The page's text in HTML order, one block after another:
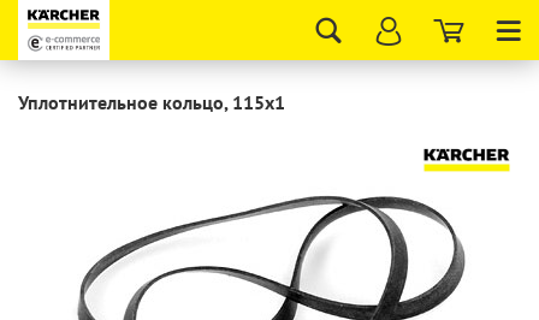
Уплотнительное кольцо, 115x1